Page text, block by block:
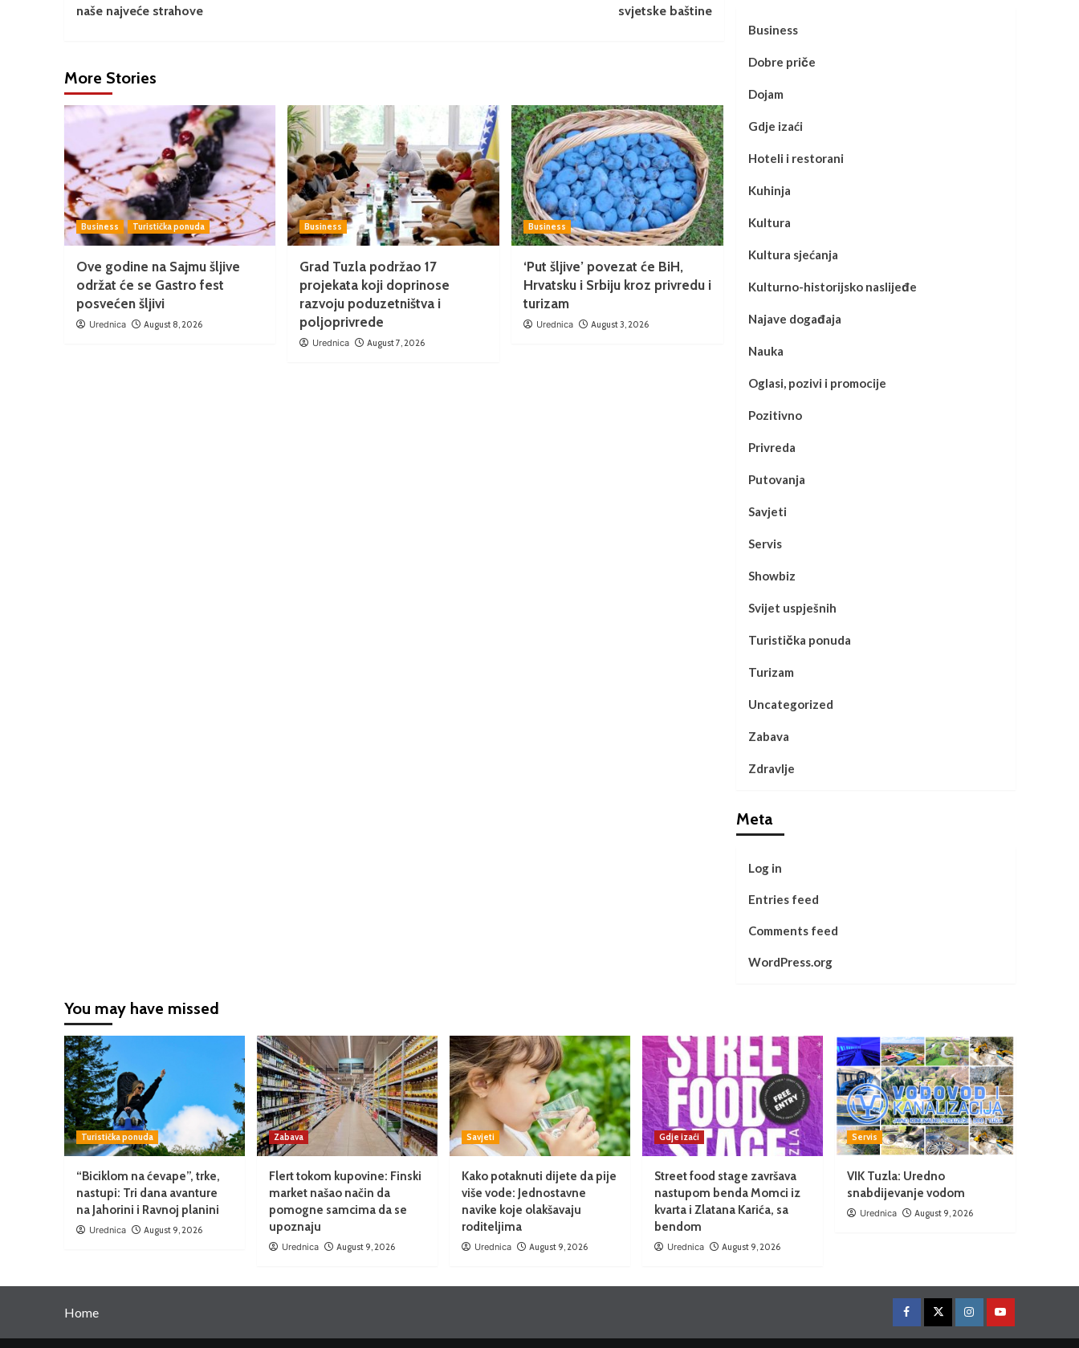
naše najveće strahove
svjetske baštine
More Stories
Business Turistička ponuda
Ove godine na Sajmu šljive
održat će se Gastro fest
posvećen šljivi
Urednica August 8, 2026
Business
Grad Tuzla podržao 17
projekata koji doprinose
razvoju poduzetništva i
poljoprivrede
Urednica August 7, 2026
Business
‘Put šljive’ povezat će BiH,
Hrvatsku i Srbiju kroz privredu i
turizam
Urednica August 3, 2026
Business
Dobre priče
Dojam
Gdje izaći
Hoteli i restorani
Kuhinja
Kultura
Kultura sjećanja
Kulturno-historijsko naslijeđe
Najave događaja
Nauka
Oglasi, pozivi i promocije
Pozitivno
Privreda
Putovanja
Savjeti
Servis
Showbiz
Svijet uspješnih
Turistička ponuda
Turizam
Uncategorized
Zabava
Zdravlje
Meta
Log in
Entries feed
Comments feed
WordPress.org
You may have missed
Turistička ponuda
“Biciklom na ćevape”, trke,
nastupi: Tri dana avanture
na Jahorini i Ravnoj planini
Urednica August 9, 2026
Zabava
Flert tokom kupovine: Finski
market našao način da
pomogne samcima da se
upoznaju
Urednica August 9, 2026
Savjeti
Kako potaknuti dijete da pije
više vode: Jednostavne
navike koje olakšavaju
roditeljima
Urednica August 9, 2026
Gdje izaći
Street food stage završava
nastupom benda Momci iz
kvarta i Zlatana Karića, sa
bendom
Urednica August 9, 2026
Servis
VIK Tuzla: Uredno
snabdijevanje vodom
Urednica August 9, 2026
Home